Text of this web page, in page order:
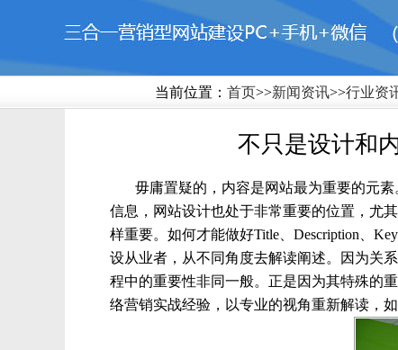
当前位置： 首页>>新闻资讯>>行业资
不只是设计和
毋庸置疑的，内容是网站最为重要的元
信息，网站设计也处于非常重要的位置，尤
样重要。如何才能做好Title、Description、
设从业者，从不同角度去解读阐述。因为关
程中的重要性非同一般。正是因为其特殊的
络营销实战经验，以专业的视角重新解读，